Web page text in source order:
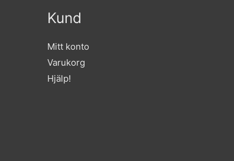
Kund
Mitt konto
Varukorg
Hjälp!